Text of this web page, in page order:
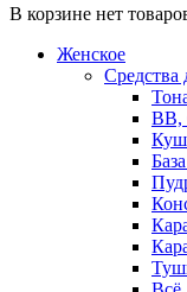
В корзине нет
Женское
Средства
BB,